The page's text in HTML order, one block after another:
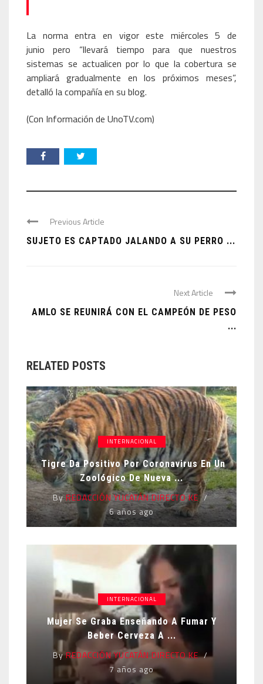
La norma entra en vigor este miércoles 5 de
junio pero “llevará tiempo para que nuestros
sistemas se actualicen por lo que la cobertura se
ampliará gradualmente en los próximos meses”,
detalló la compañía en su blog.
(Con Información de UnoTV.com)
Previous Article
SUJETO ES CAPTADO JALANDO A SU PERRO ...
Next Article
AMLO SE REUNIRÁ CON EL CAMPEÓN DE PESO
...
RELATED POSTS
INTERNACIONAL
Tigre Da Positivo Por Coronavirus En Un
Zoológico De Nueva ...
ByREDACCIÓN YUCATÁN DIRECTO KE
6 años ago
INTERNACIONAL
Mujer Se Graba Enseñando A Fumar Y
Beber Cerveza A ...
ByREDACCIÓN YUCATÁN DIRECTO KE
7 años ago